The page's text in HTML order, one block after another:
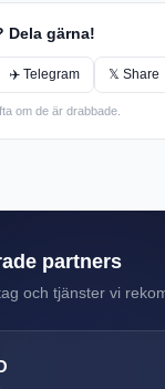
Dela gärna!
✈️ Telegram 𝕏 Share
om de är drabbade.
partners
och tjänster vi